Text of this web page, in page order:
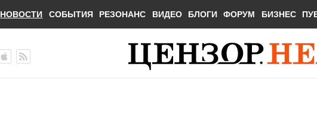
НОВОСТИ СОБЫТИЯ РЕЗОНАНС ВИДЕО БЛОГИ ФОРУМ БИЗНЕС